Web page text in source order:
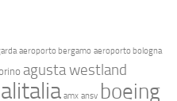
aeroporto bergamo aeroporto bologna
agusta westland
alitalia amx ansv boeing